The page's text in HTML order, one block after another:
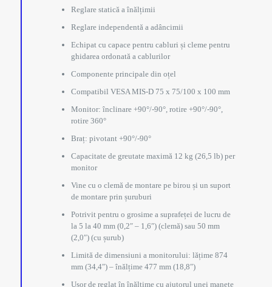
Reglare statică a înălțimii
Reglare independentă a adâncimii
Echipat cu capace pentru cabluri și cleme pentru
ghidarea ordonată a cablurilor
Componente principale din oțel
Compatibil VESA MIS-D 75 x 75/100 x 100 mm
Monitor: înclinare +90°/-90°, rotire +90°/-90°,
rotire 360°
Braț: pivotant +90°/-90°
Capacitate de greutate maximă 12 kg (26,5 lb) per
monitor
Vine cu o clemă de montare pe birou și un suport
de montare prin șuruburi
Potrivit pentru o grosime a suprafeței de lucru de
la 5 la 40 mm (0,2″ – 1,6″) (clemă) sau 50 mm
(2,0″) (cu șurub)
Limită de dimensiuni a monitorului: lățime 874
mm (34,4″) – înălțime 477 mm (18,8″)
Ușor de reglat în înălțime cu ajutorul unei manete